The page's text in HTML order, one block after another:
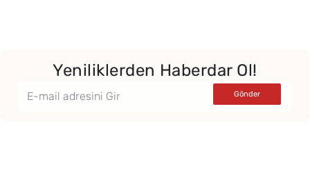
Yeniliklerden Haberdar Ol!